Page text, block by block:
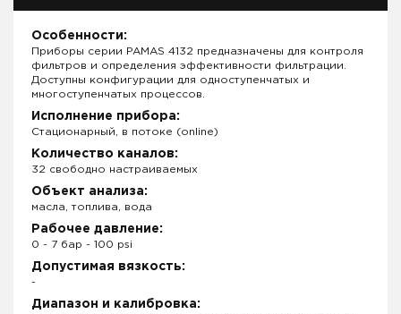
Особенности:
Приборы серии PAMAS 4132 предназначены для контроля
фильтров и определения эффективности фильтрации.
Доступны конфигурации для одноступенчатых и
многоступенчатых процессов.
Исполнение прибора:
Стационарный, в потоке (online)
Количество каналов:
32 свободно настраиваемых
Объект анализа:
масла, топлива, вода
Рабочее давление:
0 - 7 бар - 100 psi
Допустимая вязкость:
-
Диапазон и калибровка: